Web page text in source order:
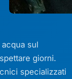
sul
giorni.
specializzati